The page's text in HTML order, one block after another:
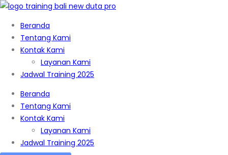
Beranda
Tentang Kami
Kontak Kami
Layanan Kami
Jadwal Training 2025
Beranda
Tentang Kami
Kontak Kami
Layanan Kami
Jadwal Training 2025